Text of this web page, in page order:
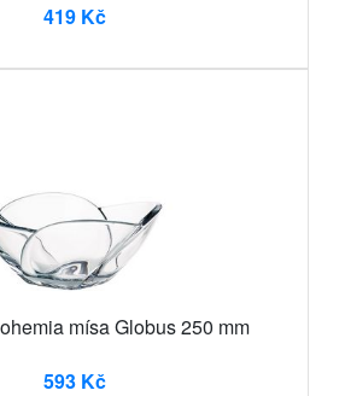
419 Kč
mísa Globus 250 mm
593 Kč